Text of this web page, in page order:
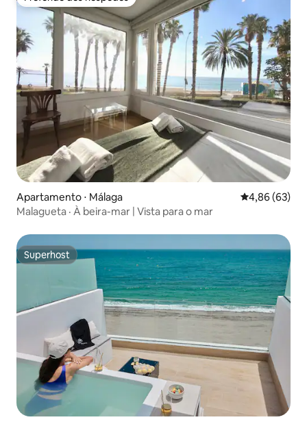
Preferido dos hóspedes
Apartamento ⋅ Málaga 4,86 de uma
4,86 (63)
Malagueta · À beira-mar | Vista para o mar
Superhost
Superhost